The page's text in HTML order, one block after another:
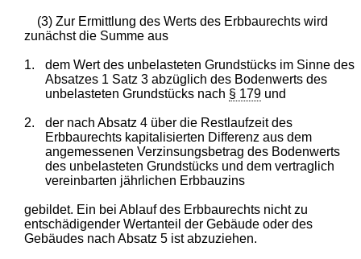
(3) Zur Ermittlung des Werts des Erbbaurechts wird
zunächst die Summe aus
1.
dem Wert des unbelasteten Grundstücks im Sinne des
Absatzes 1 Satz 3 abzüglich des Bodenwerts des
unbelasteten Grundstücks nach § 179und
2.
der nach Absatz 4 über die Restlaufzeit des
Erbbaurechts kapitalisierten Differenz aus dem
angemessenen Verzinsungsbetrag des Bodenwerts
des unbelasteten Grundstücks und dem vertraglich
vereinbarten jährlichen Erbbauzins
gebildet. Ein bei Ablauf des Erbbaurechts nicht zu
entschädigender Wertanteil der Gebäude oder des
Gebäudes nach Absatz 5 ist abzuziehen.